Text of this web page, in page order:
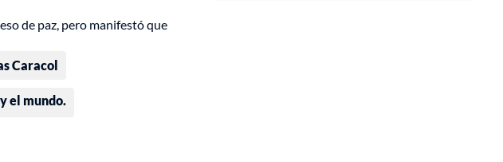
de paz, pero manifestó que
Caracol
el mundo.